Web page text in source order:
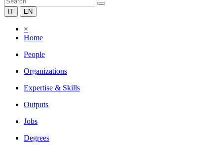
IT EN
×
Home
People
Organizations
Expertise & Skills
Outputs
Jobs
Degrees